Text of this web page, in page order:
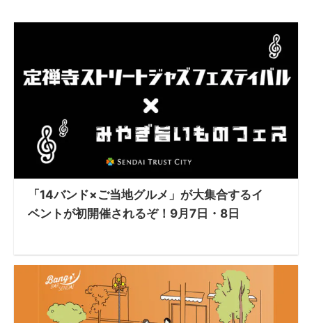
「14バンド×ご当地グルメ」が大集合するイ
ベントが初開催されるぞ！9月7日・8日